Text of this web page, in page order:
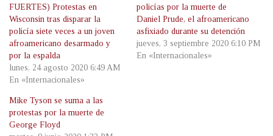
FUERTES) Protestas en
Wisconsin tras disparar la
policía siete veces a un joven
afroamericano desarmado y
por la espalda
lunes, 24 agosto 2020 6:49 AM
En «Internacionales»
policías por la muerte de
Daniel Prude, el afroamericano
asfixiado durante su detención
jueves, 3 septiembre 2020 6:10 PM
En «Internacionales»
Mike Tyson se suma a las
protestas por la muerte de
George Floyd